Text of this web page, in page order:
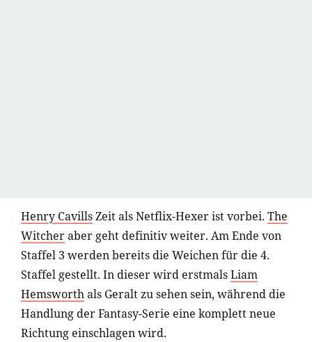
Henry CavillsZeit als Netflix-Hexer ist vorbei. The
Witcheraber geht definitiv weiter. Am Ende von
Staffel 3 werden bereits die Weichen für die 4.
Staffel gestellt. In dieser wird erstmalsLiam
Hemsworthals Geralt zu sehen sein, während die
Handlung der Fantasy-Serie eine komplett neue
Richtung einschlagen wird.